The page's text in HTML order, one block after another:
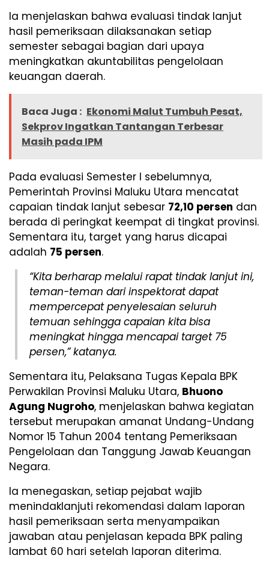
Ia menjelaskan bahwa evaluasi tindak lanjut
hasil pemeriksaan dilaksanakan setiap
semester sebagai bagian dari upaya
meningkatkan akuntabilitas pengelolaan
keuangan daerah.
Baca Juga : Ekonomi Malut Tumbuh Pesat,
Sekprov Ingatkan Tantangan Terbesar
Masih pada IPM
Pada evaluasi Semester I sebelumnya,
Pemerintah Provinsi Maluku Utara mencatat
capaian tindak lanjut sebesar 72,10 persen dan
berada di peringkat keempat di tingkat provinsi.
Sementara itu, target yang harus dicapai
adalah 75 persen.
“Kita berharap melalui rapat tindak lanjut ini,
teman-teman dari inspektorat dapat
mempercepat penyelesaian seluruh
temuan sehingga capaian kita bisa
meningkat hingga mencapai target 75
persen,” katanya.
Sementara itu, Pelaksana Tugas Kepala BPK
Perwakilan Provinsi Maluku Utara, Bhuono
Agung Nugroho, menjelaskan bahwa kegiatan
tersebut merupakan amanat Undang-Undang
Nomor 15 Tahun 2004 tentang Pemeriksaan
Pengelolaan dan Tanggung Jawab Keuangan
Negara.
Ia menegaskan, setiap pejabat wajib
menindaklanjuti rekomendasi dalam laporan
hasil pemeriksaan serta menyampaikan
jawaban atau penjelasan kepada BPK paling
lambat 60 hari setelah laporan diterima.